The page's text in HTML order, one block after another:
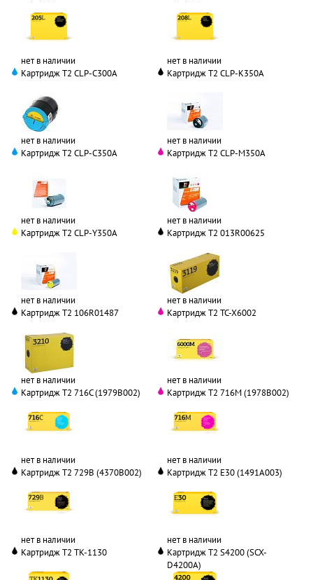
нет в наличии
нет в наличии
Картридж T2 CLP-C300A
нет в наличии
Картридж T2 CLP-K350A
нет в наличии
Картридж T2 CLP-C350A
нет в наличии
Картридж T2 CLP-M350A
нет в наличии
Картридж T2 CLP-Y350A
нет в наличии
Картридж T2 013R00625
нет в наличии
Картридж T2 106R01487
нет в наличии
Картридж T2 TC-X6002
нет в наличии
Картридж T2 716C (1979B002)
нет в наличии
Картридж T2 716M (1978B002)
нет в наличии
Картридж T2 729B (4370B002)
нет в наличии
Картридж T2 E30 (1491A003)
нет в наличии
Картридж T2 TK-1130
Картридж T2 S4200 (SCX-
D4200A)